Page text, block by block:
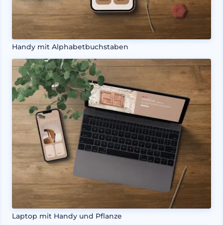
Handy mit Alphabetbuchstaben
Laptop mit Handy und Pflanze